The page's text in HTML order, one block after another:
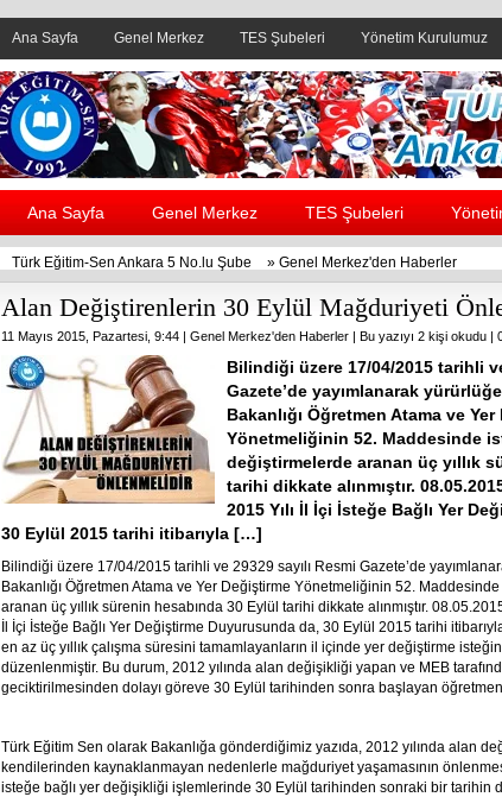
Ana Sayfa Genel Merkez TES Şubeleri Yönetim Kurulumuz
Header yanı reklam alanı
Ana Sayfa Genel Merkez TES Şubeleri
Türk Eğitim-Sen Ankara 5 No.lu Şube » Genel Merkez'den Haberler
Alan Değiştirenlerin 30 Eylül Mağduriyeti
11 Mayıs 2015, Pazartesi, 9:44 | Genel Merkez'den Haberler | Bu yazıyı 2 kişi okudu |
Bilindiği üzere 17/04/2015 tarihli
Gazete’de yayımlanarak
Bakanlığı Öğretmen Atama ve
Yönetmeliğinin 52. Maddesinde
değiştirmelerde aranan üç yıllık
tarihi dikkate alınmıştır.
2015 Yılı İl İçi İsteğe Bağlı Yer
30 Eylül 2015 tarihi itibarıyla […]
Bilindiği üzere 17/04/2015 tarihli ve 29329 sayılı Resmi Gazete’de
Bakanlığı Öğretmen Atama ve Yer Değiştirme Yönetmeliğinin 52.
aranan üç yıllık sürenin hesabında 30 Eylül tarihi dikkate alınmıştır.
İl İçi İsteğe Bağlı Yer Değiştirme Duyurusunda da, 30 Eylül 2015 tarihi
en az üç yıllık çalışma süresini tamamlayanların il içinde yer değiştirme
düzenlenmiştir. Bu durum, 2012 yılında alan değişikliği yapan ve MEB
geciktirilmesinden dolayı göreve 30 Eylül tarihinden sonra başlayan
Türk Eğitim Sen olarak Bakanlığa gönderdiğimiz yazıda, 2012 yılında alan
kendilerinden kaynaklanmayan nedenlerle mağduriyet yaşamasının
isteğe bağlı yer değişikliği işlemlerinde 30 Eylül tarihinden sonraki bir tarihin